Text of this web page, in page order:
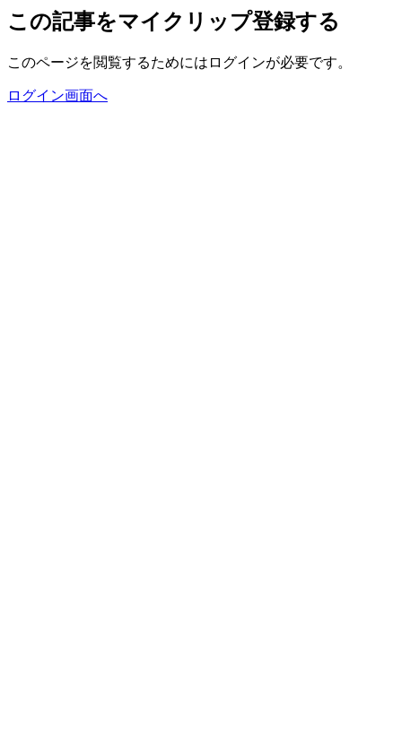
この記事をマイクリップ登録する
このページを閲覧するためにはログインが必要です。
ログイン画面へ